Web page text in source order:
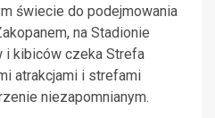
świecie do podejmowania
na Stadionie
i kibiców czeka Strefa
atrakcjami i strefami
niezapomnianym.